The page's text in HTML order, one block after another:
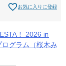
お気に入りに登録
！ 2026 in
グラム（桜木み